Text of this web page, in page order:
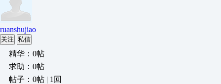
ruanshujiao
关注 私信
精华：0帖
求助：0帖
帖子：0帖 | 1回